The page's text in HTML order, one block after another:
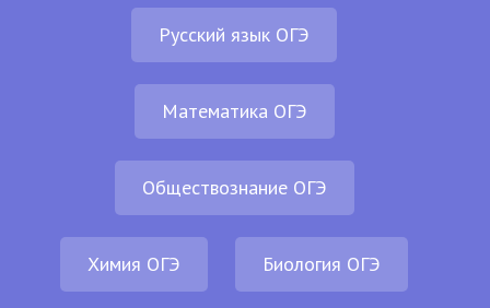
Русский язык ОГЭ
Математика ОГЭ
Обществознание ОГЭ
Химия ОГЭ Биология ОГЭ